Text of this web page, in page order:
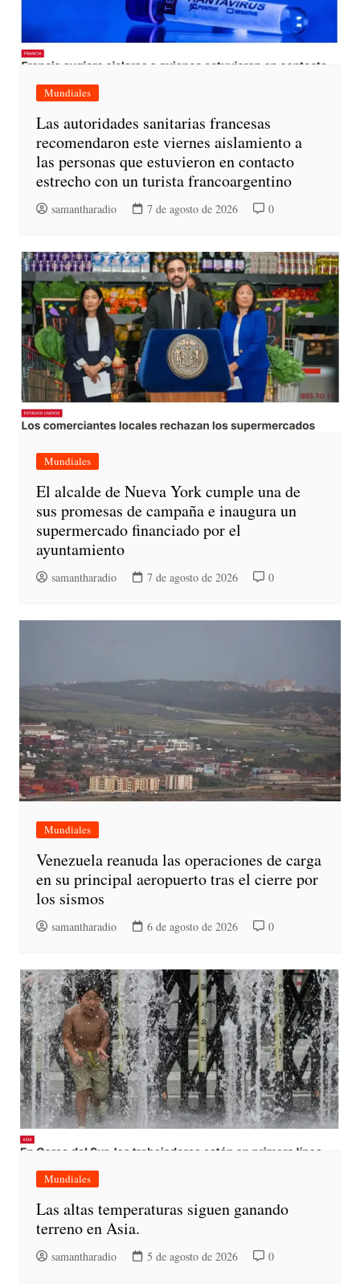
Mundiales
Las autoridades sanitarias francesas
recomendaron este viernes aislamiento a
las personas que estuvieron en contacto
estrecho con un turista francoargentino
samantharadio 7 de agosto de 2026 0
Mundiales
El alcalde de Nueva York cumple una de
sus promesas de campaña e inaugura un
supermercado financiado por el
ayuntamiento
samantharadio 7 de agosto de 2026 0
Mundiales
Venezuela reanuda las operaciones de carga
en su principal aeropuerto tras el cierre por
los sismos
samantharadio 6 de agosto de 2026 0
Mundiales
Las altas temperaturas siguen ganando
terreno en Asia.
samantharadio 5 de agosto de 2026 0